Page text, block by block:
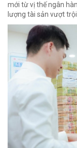
mới từ vị thế ngân
lượng tài sản vượt